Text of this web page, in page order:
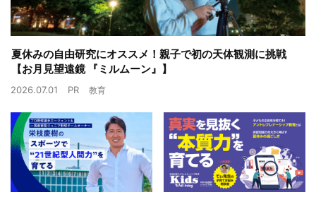
夏休みの自由研究にオススメ！親子で初の天体観測に挑戦
【お月見望遠鏡 『ミルムーン』】
2026.07.01 PR 教育